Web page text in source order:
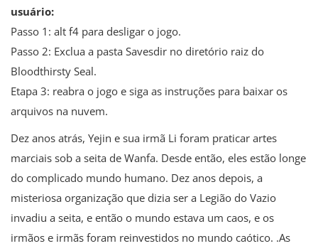
usuário:
Passo 1: alt f4 para desligar o jogo.
Passo 2: Exclua a pasta Savesdir no diretório raiz do
Bloodthirsty Seal.
Etapa 3: reabra o jogo e siga as instruções para baixar os
arquivos na nuvem.
Dez anos atrás, Yejin e sua irmã Li foram praticar artes
marciais sob a seita de Wanfa. Desde então, eles estão longe
do complicado mundo humano. Dez anos depois, a
misteriosa organização que dizia ser a Legião do Vazio
invadiu a seita, e então o mundo estava um caos, e os
irmãos e irmãs foram reinvestidos no mundo caótico. .As